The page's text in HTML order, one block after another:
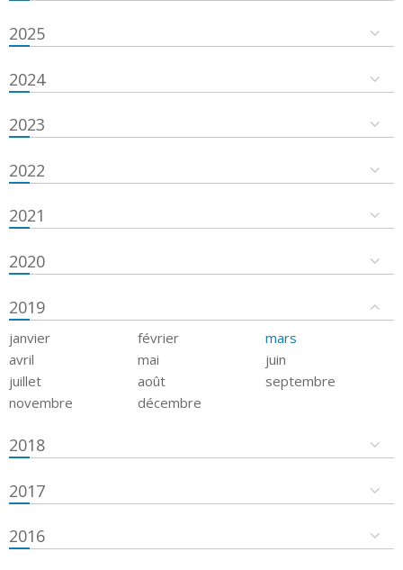
2025
2024
2023
2022
2021
2020
2019
janvier février
mars
avril
mai
juin
juillet
août
septembre
novembre
décembre
2018
2017
2016